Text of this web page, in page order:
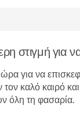
στιγμή για
για να
τον καλό καιρό
όλη τη φασαρία.